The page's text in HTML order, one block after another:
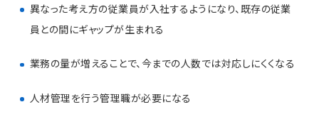
異なった考え方の従業員が入社するようになり、既存の従業
員との間にギャップが生まれる
業務の量が増えることで、今までの人数では対応しにくくなる
人材管理を行う管理職が必要になる